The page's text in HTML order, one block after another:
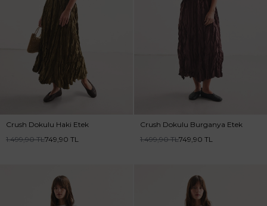
Crush Dokulu Haki Etek
1.499,90TL749,90 TL
Crush Dokulu Burganya Etek
1.499,90TL749,90 TL